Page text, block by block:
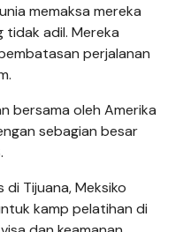
memaksa mereka
tidak adil. Mereka
perjalanan
bersama oleh Amerika
sebagian besar
di Tijuana, Meksiko
kamp pelatihan di